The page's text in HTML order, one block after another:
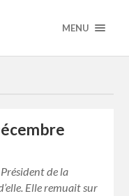
MENU
de la
Elle remuait sur